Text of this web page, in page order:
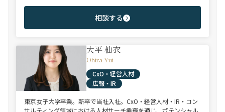
相談する
大平 柚衣
Ohira Yui
CxO・経営人材
広報・IR
東京女子大学卒業。新卒で当社入社。CxO・経営人材・IR・コン
サルティング領域における人材サーチ業務を通じ、ポテンシャル